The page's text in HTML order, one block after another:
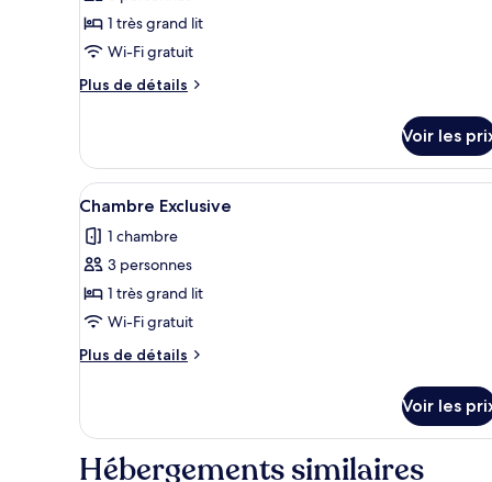
ce
type
chambre :
1 très grand lit
Wi-Fi gratuit
Plus de détails
Plus
le
type
de
Classic
Room
Voir les
Afficher
toutes
les
photos
pour
ce
type
de
Chambre
Exclusive
Une chambre d’hôtel avec
9
Chambre Exclusive
1 chambre
3 personnes
1 très grand lit
Wi-Fi gratuit
Plus de détails
Plus
le
type
de
Voir les
Hébergements similaires